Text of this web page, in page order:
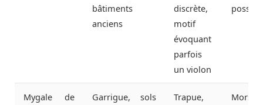
bâtiments
anciens
discrète,
motif
évoquant
parfois
un violon
Mygale de
Garrigue, sols
Trapue,